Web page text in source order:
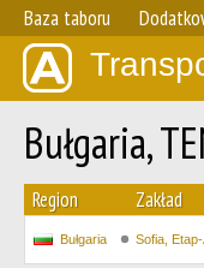
Baza taboru
Bułgaria,
Region Zakład
Bułgaria Sofia,